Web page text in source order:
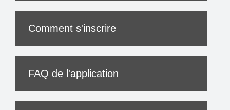
Comment s'inscrire
FAQ de l'application